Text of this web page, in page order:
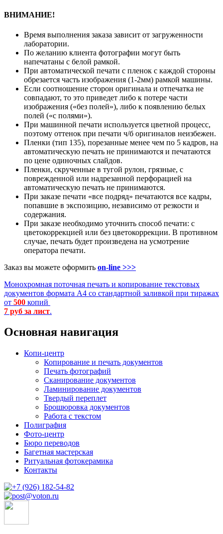
ВНИМАНИЕ!
Время выполнения заказа зависит от загруженности
лаборатории.
По желанию клиента фотографии могут быть
напечатаны с белой рамкой.
При автоматической печати с пленок с каждой стороны
обрезается часть изображения (1-2мм) рамкой машины.
Если соотношение сторон оригинала и отпечатка не
совпадают, то это приведет либо к потере части
изображения («без полей»), либо к появлению белых
полей («с полями»).
При машинной печати используется цветной процесс,
поэтому оттенок при печати ч/б оригиналов неизбежен.
Пленки (тип 135), порезанные менее чем по 5 кадров, на
автоматическую печать не принимаются и печатаются
по цене одиночных слайдов.
Пленки, скрученные в тугой рулон, грязные, с
поврежденной или надрезанной перфорацией на
автоматическую печать не принимаются.
При заказе печати «все подряд» печатаются все кадры,
попавшие в экспозицию, независимо от резкости и
содержания.
При заказе необходимо уточнить способ печати: с
цветокоррекцией или без цветокоррекции. В противном
случае, печать будет произведена на усмотрение
оператора печати.
Заказ вы можете оформить on-line >>>
Монохромная поточная печать и копирование текстовых
документов формата А4 со стандартной заливкой при тиражах
от 500 копий
7 руб за лист.
Основная навигация
Копи-центр
Копирование и печать документов
Печать фотографий
Сканирование документов
Ламинирование документов
Твердый переплет
Брошюровка документов
Работа с текстом
Полиграфия
Фото-центр
Бюро переводов
Багетная мастерская
Ритуальная фотокерамика
Контакты